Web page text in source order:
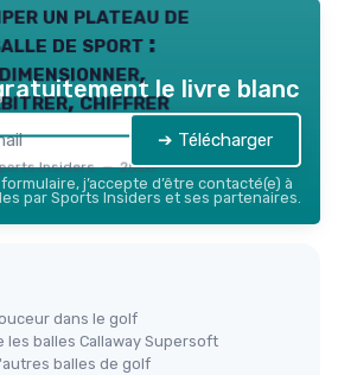
un plateau de
de sport :
dimensionner,
chiffrer
Insiders — 2026
le livre blanc
➔ Télécharger
j’accepte d’être contacté(e) à
par Sports Insiders et ses partenaires.
dans le golf
les balles Callaway Supersoft
balles de golf